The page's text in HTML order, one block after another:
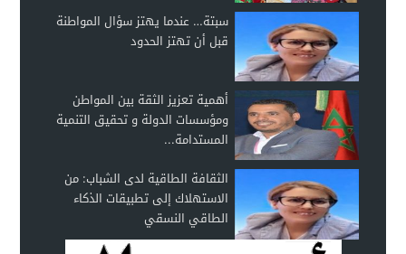
سبتة… عندما يهتز سؤال المواطنة
قبل أن تهتز الحدود
أهمية تعزيز الثقة بين المواطن
ومؤسسات الدولة و تحقيق التنمية
المستدامة...
الثقافة الطاقية لدى الشباب: من
الاستهلاك إلى تطبيقات الذكاء
الطاقي النسقي